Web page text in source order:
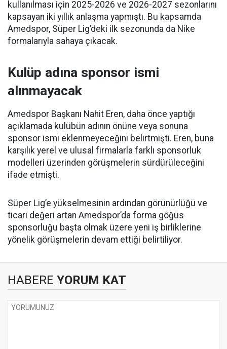
kullanılması için 2025-2026 ve 2026-2027 sezonlarını
kapsayan iki yıllık anlaşma yapmıştı. Bu kapsamda
Amedspor, Süper Lig’deki ilk sezonunda da Nike
formalarıyla sahaya çıkacak.
Kulüp adına sponsor ismi
alınmayacak
Amedspor Başkanı Nahit Eren, daha önce yaptığı
açıklamada kulübün adının önüne veya sonuna
sponsor ismi eklenmeyeceğini belirtmişti. Eren, buna
karşılık yerel ve ulusal firmalarla farklı sponsorluk
modelleri üzerinden görüşmelerin sürdürüleceğini
ifade etmişti.
Süper Lig’e yükselmesinin ardından görünürlüğü ve
ticari değeri artan Amedspor’da forma göğüs
sponsorluğu başta olmak üzere yeni iş birliklerine
yönelik görüşmelerin devam ettiği belirtiliyor.
HABERE YORUM KAT